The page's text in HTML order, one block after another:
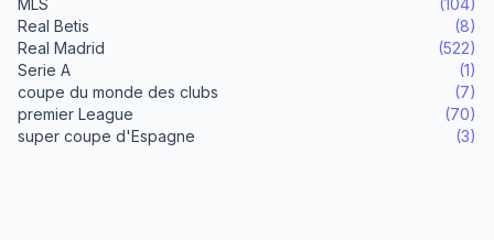
MLS
(104)
Real Betis
(8)
Real Madrid
(522)
Serie A
(1)
coupe du monde des clubs
(7)
premier League
(70)
super coupe d'Espagne
(3)